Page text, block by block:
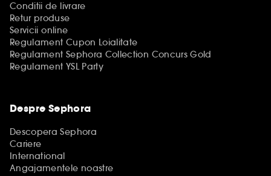
Conditii de livrare
Retur produse
Servicii online
Regulament Cupon Loialitate
Regulament Sephora Collection Concurs Gold
Regulament YSL Party
Despre Sephora
Descopera Sephora
Cariere
International
Angajamentele noastre